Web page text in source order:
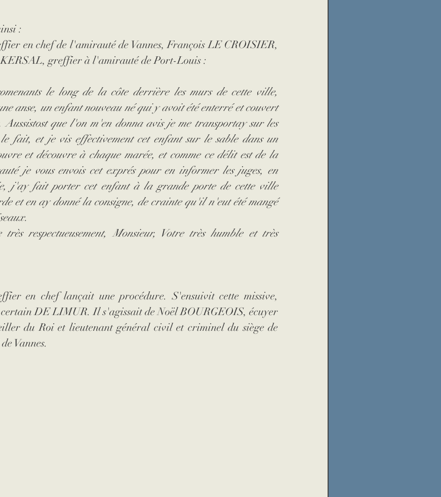
:
en chef de l'amirauté de Vannes, François LE CROISIER,
greffier à l'amirauté de Port-Louis :
le long de la côte derrière les murs de cette ville,
anse, un enfant nouveau né qui y avoit été enterré et couvert
Aussistost que l'on m'en donna avis je me transportay sur les
fait, et je vis effectivement cet enfant sur le sable dans un
et découvre à chaque marée, et comme ce délit est de la
je vous envois cet exprés pour en informer les juges, en
j'ay fait porter cet enfant à la grande porte de cette ville
et en ay donné la consigne, de crainte qu'il n'eut été mangé
respectueusement, Monsieur, Votre très humble et très
en chef lançait une procédure. S'ensuivit cette missive,
DE LIMUR. Il s'agissait de Noël BOURGEOIS, écuyer
du Roi et lieutenant général civil et criminel du siège de
Vannes.